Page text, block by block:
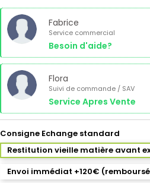
Fabrice
Service commercial
Besoin d'aide?
Flora
Suivi de commande / SAV
Service Apres Vente
Consigne Echange standard
Restitution vieille matière avant
Envoi immédiat +120€